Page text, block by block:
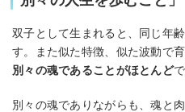
双子として生まれると、同じ年
す。また似た特徴、似た波動で
別々の魂であることがほとんど
別々の魂でありながらも、魂と